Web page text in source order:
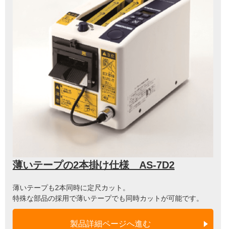
薄いテープの2本掛け仕様 AS-7D2
薄いテープも2本同時に定尺カット。
特殊な部品の採用で薄いテープでも同時カットが可能です。
製品詳細ページへ進む